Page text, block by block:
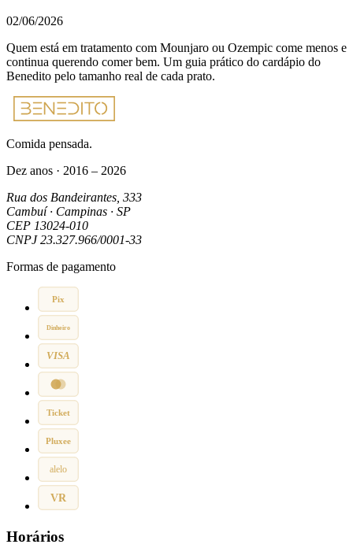
02/06/2026
Quem está em tratamento com Mounjaro ou Ozempic come menos e
continua querendo comer bem. Um guia prático do cardápio do
Benedito pelo tamanho real de cada prato.
Comida pensada.
Dez anos · 2016 – 2026
Rua dos Bandeirantes, 333
Cambuí · Campinas · SP
CEP 13024-010
CNPJ23.327.966/0001-33
Formas de pagamento
Pix
Dinheiro
VISA
Ticket
Pluxee
alelo
VR
Horários